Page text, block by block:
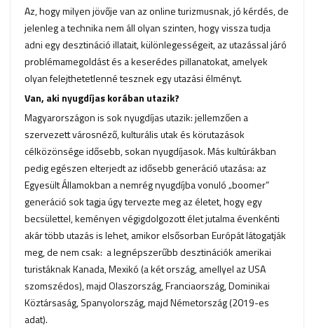
Az, hogy milyen jövője van az online turizmusnak, jó kérdés, de
jelenleg a technika nem áll olyan szinten, hogy vissza tudja
adni egy desztináció illatait, különlegességeit, az utazással járó
problémamegoldást és a keserédes pillanatokat, amelyek
olyan felejthetetlenné tesznek egy utazási élményt.
Van, aki nyugdíjas korában utazik?
Magyarországon is sok nyugdíjas utazik: jellemzően a
szervezett városnéző, kulturális utak és körutazások
célközönsége idősebb, sokan nyugdíjasok. Más kultúrákban
pedig egészen elterjedt az idősebb generáció utazása: az
Egyesült Államokban a nemrég nyugdíjba vonuló „boomer”
generáció sok tagja úgy tervezte meg az életet, hogy egy
becsülettel, keményen végigdolgozott élet jutalma évenkénti
akár több utazás is lehet, amikor elsősorban Európát látogatják
meg, de nem csak: a legnépszerűbb desztinációk amerikai
turistáknak Kanada, Mexikó (a két ország, amellyel az USA
szomszédos), majd Olaszország, Franciaország, Dominikai
Köztársaság, Spanyolország, majd Németország (2019-es
adat).